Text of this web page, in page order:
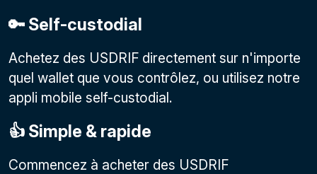
🔑 Self-custodial
Achetez des USDRIF directement sur n'importe
quel wallet que vous contrôlez, ou utilisez notre
appli mobile self-custodial.
👍 Simple & rapide
Commencez à acheter des USDRIF